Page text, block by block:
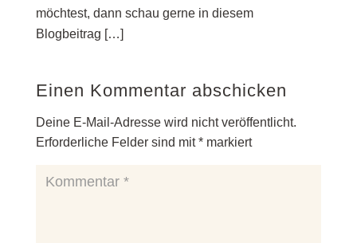
möchtest, dann schau gerne in diesem
Blogbeitrag […]
Einen Kommentar abschicken
Deine E-Mail-Adresse wird nicht veröffentlicht.
Erforderliche Felder sind mit*markiert